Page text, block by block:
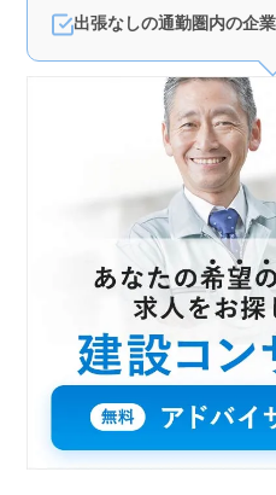
厚生が整っています。週休2
おり、仕事とプライベートの
す。時間外勤務も月平均20
た労働環境が整っています。
出張なしの通勤圏内の企